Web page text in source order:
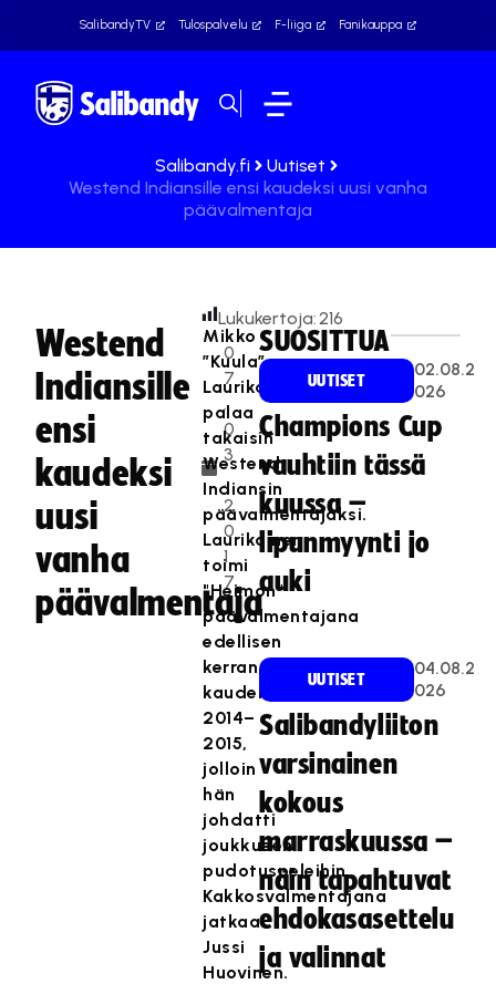
SalibandyTV Tulospalvelu F-liiga Fanikauppa
Salibandy.fi
Uutiset
Westend Indiansille ensi kaudeksi uusi vanha
päävalmentaja
Westend
Indiansille
ensi
kaudeksi
uusi
vanha
päävalmentaja
0
7
.
0
3
.
2
0
1
7
Lukukertoja:216
Mikko
”Kuula”
Laurikainen
palaa
takaisin
Westend
Indiansin
päävalmentajaksi.
Laurikainen
toimi
"Heimon"
päävalmentajana
edellisen
kerran
kaudella
2014–
2015,
jolloin
hän
johdatti
joukkueen
pudotuspeleihin.
Kakkosvalmentajana
jatkaa
Jussi
Huovinen.
SUOSITTUA
UUTISET
02.08.2
026
Champions Cup
vauhtiin tässä
kuussa –
lipunmyynti jo
auki
UUTISET
04.08.2
026
Salibandyliiton
varsinainen
kokous
marraskuussa –
näin tapahtuvat
ehdokasasettelu
ja valinnat